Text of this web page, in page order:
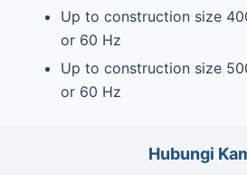
Up to construction size
or 60 Hz
Up to construction size
or 60 Hz
Hubungi